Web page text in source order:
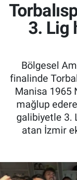
3. Lig
Bölgesel
finalinde
Manisa 1965
mağlup
galibiyetle 3.
atan İzmir
İzmir
İzmir Trafik
Süper Lig
Tüm
Son Dakika
Haber Arşivi